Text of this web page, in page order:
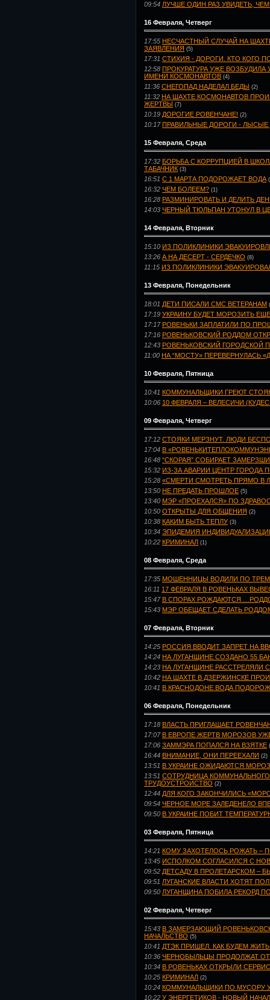
09:54 ЛУЧШЕ ОДИН РАЗ УВИДЕТЬ,
16 Февраля, Четверг
17:55 НЕСЧАСТНЫЙ СЛУЧАЙ НА
ЗАЯВЛЕНИЯ (5)
17:31 СТИХИЯ - ДОРОГИ. КТО КОГО
12:58 ПРОКУРАТУРА УЖЕ
ИМЕНИ КОСМОНАВТОВ (4)
11:36 СНЕГОПАД НАДЕЛАЛ БЕДЫ (2)
11:32 НА ШАХТЕ КОСМОНАВТОВ
ЖЕРТВЫ (7)
10:19 ДОРОГИЕ РОВЕНЧАНЕ! (2)
10:17 ПРАВИЛЬНЫЕ ДОРОГИ - ЛЫСЫЕ
15 Февраля, Среда
17:32 БОРЬБА С КОРРУПЦИЕЙ В
ТАБАЧНИК (3)
16:51 С 1 МАРТА ПОДОРОЖАЕТ ВОДА
16:32 ЧЕМ БОЛЕЕМ? (1)
16:28 РАЗМИНИРОВАТЬ И ДЕЛИТЬ
14:03 ЧЕРНЫЙ ТЮЛЬПАН УТОНУЛ В
14 Февраля, Вторник
15:10 ИЗ ПОЛИКЛИНИКИ
13:26 А НА ДЕСЕРТ - СЕРДЕЧКО (8)
11:15 ИЗ ПОЛИКЛИНИКИ
13 Февраля, Понедельник
18:01 ДЕТИ ПИСАЛИ СМС ВЕТЕРАНАМ
17:19 УКРАИНУ БУДЕТ МОРОЗИТЬ
17:17 РОВЕНЬКИ ЗАПЛАТИЛИ ПО
17:16 РОВЕНЬКОВСКИЙ РОДДОМ
12:43 РОВЕНЬКОВСКИЙ ГОРОДСКОЙ
11:00 НА “МОСТУ» ПЕРЕВЕРНУЛАСЬ
10 Февраля, Пятница
10:41 КОММУНАЛЬЩИКИ ГРЕЮТ
10:06 10 ФЕВРАЛЯ – ВЕЛЕСИЧИ
09 Февраля, Четверг
17:12 СТОЯКИ МЕРЗНУТ. ЛЮДИ
17:04 В
16:48 “СКОРАЯ” СОБИРАЕТ
15:32 ИЗ-ЗА АВАРИИ ЦЕНТР ГОРОДА
15:28 «СМЕРТИ СМОТРЕТЬ ПРЯМО В
13:50 НЕ ПРЕДАТЬ ПРОШЛОЕ (5)
13:40 МЭР «ПРОЕХАЛСЯ» ПО
10:50 ОТКРЫТЫ ДЛЯ ОБЩЕНИЯ (2)
10:38 КАКИМ БЫТЬ ТЕПЛУ (3)
10:34 ЭПИДЕМИЯ
10:22 КРИМИНАЛ (1)
08 Февраля, Среда
17:35 МОШЕННИЦЫ ВОДИЛИ ПО ТРЕМ
16:11 17 ФЕВРАЛЯ В РОВЕНЬКАХ
15:47 В СПОРАХ РОЖДАЮТСЯ
15:43 МЭР ОБЕЩАЕТ СДЕЛАТЬ
07 Февраля, Вторник
14:25 РОССИЯ ВВОДИТ ЗАПРЕТ НА
14:24 НА ЛУГАНЩИНЕ СОЗДАНО 55
14:23 НА ЛУГАНЩИНЕ РАССТРЕЛЯЛИ
10:42 НА ШАХТЕ В ДЗЕРЖИНСКЕ
10:41 В КРАСНОДОНЕ ВОДА
06 Февраля, Понедельник
17:18 ВЛАСТЬ ПРИГЛАШАЕТ
17:07 В ЕВРОПЕ ЖЕРТВ МОРОЗОВ
17:06 ЗАММЭРА ПОПАЛСЯ НА ВЗЯТКЕ
16:44 ВНИМАНИЕ, ОНИ ПЕРЕЕХАЛИ (2)
13:51 В УКРАИНЕ ОЖИДАЮТСЯ
13:51 СОТРУДНИЦА
ТРУДОУСТРОЙСТВО (2)
12:44 ДЛЯ КОГО ЗАКОНЧИЛИСЬ
09:54 ЧЕРНОЕ МОРЕ ЗАЛЕДЕНЕЛО
09:50 В УКРАИНЕ ПОБИТ
03 Февраля, Пятница
14:21 КОМУ ЗАХОТЕЛОСЬ РОЖАТЬ –
13:45 ИСПОЛКОМ СОГЛАСИЛСЯ С
09:52 ДЕТСАДУ В ПРОЛЕТАРСКОМ –
09:51 ЛУГАНСКИЕ ВЛАСТИ ХОТЯТ
09:50 ЛУГАНЩИНА ПОБИЛА РЕКОРД
02 Февраля, Четверг
15:43 В ЗАМЕРЗАЮЩИЙ
НАЧАЛЬСТВО (5)
10:41 ДТЭК ПРИШЕЛ. КАК БУДЕМ ЖИТЬ
10:36 ЧЕРНОБЫЛЬЦЫ ПРОДОЛЖАТ
10:34 В РОВЕНЬКАХ ОТКРЫЛИ
10:25 КРИМИНАЛ (2)
10:24 КОММУНАЛЬЩИКИ ПО МУСОРУ
10:22 У ЭНЕРГЕТИКОВ - НОВЫЙ